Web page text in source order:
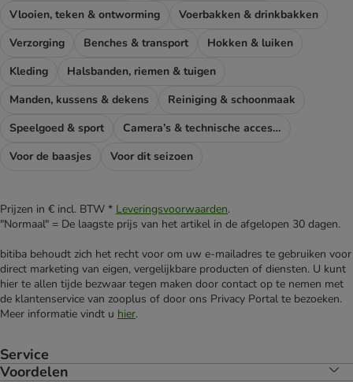
Vlooien, teken & ontworming
Voerbakken & drinkbakken
Verzorging
Benches & transport
Hokken & luiken
Kleding
Halsbanden, riemen & tuigen
Manden, kussens & dekens
Reiniging & schoonmaak
Speelgoed & sport
Camera’s & technische accessoires
Voor de baasjes
Voor dit seizoen
Prijzen in € incl. BTW * Leveringsvoorwaarden.
"Normaal" = De laagste prijs van het artikel in de afgelopen 30 dagen.
bitiba behoudt zich het recht voor om uw e-mailadres te gebruiken voor
direct marketing van eigen, vergelijkbare producten of diensten. U kunt
hier te allen tijde bezwaar tegen maken door contact op te nemen met
de klantenservice van zooplus of door ons Privacy Portal te bezoeken.
Meer informatie vindt u hier.
Service
Voordelen